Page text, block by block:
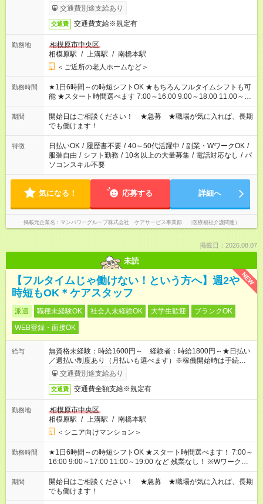
了次第のお支払いとなります。
交通費別途支給あり
交通費 交通費支給※規定有
勤務地
相模原市中央区
相模原駅 / 上溝駅 / 南橋本駅
＜ご近所の老人ホームなど＞
勤務時間
★1日6時間～の時短シフトOK ★もちろんフルタイムシフトも可
能 ★スタート時間選べます 7:00～16:00 9:00～18:00 11:00～
20:00 など 残業なし！ ※Wワークの場合、他のお仕事と合わせ
週40時間超の就業はご案内できません ※法令に基づき、週20時
間以上勤務は社会保険への加入対象となります ※労働者派遣法
（日雇い派遣の原則禁止）により、短時間・短期間の就業はご
案内が難しい場合があります
期間
開始日はご相談ください！ ★急募 ★職場が気に入れば、長期
でも働けます！
特徴 日払いOK / 履歴書不要 / 40～50代活躍中 / 副業・WワークOK /
服装自由 / シフト勤務 / 10名以上の大量募集 / 電話対応なし / パ
ソコンスキル不要
気になる！ 応募する 詳細へ
掲載元企業名 マンパワーグループ株式会社 ケアサービス事業部 （医療福祉介護関連）
掲載日：2026.08.07
未読
NEW
【フルタイムじゃ働けない！という方へ】週2や
時短もOK＊ケアスタッフ
派遣 職種未経験OK 社会人未経験OK 大学生歓迎
ブランクOK
WEB登録・面接OK
給与
無資格未経験：時給1600円～ 経験者：時給1800円～★日払い
／週払い制度あり（月払いも選べます）※稼働開始時は手続き完
了次第のお支払いとなります。
交通費別途支給あり
交通費 交通費全額支給※規定有
勤務地
相模原市中央区
相模原駅 / 上溝駅 / 南橋本駅
＜シニア向けマンション＞
勤務時間
★1日6時間～の時短シフトOK ★スタート時間選べます！ 7:00～
16:00 9:00～17:00 11:00～19:00 など 残業なし！ ※Wワークの
場合、他のお仕事と合わせ週40時間超の就業はご案内できませ
ん ※法令に基づき、週20時間以上勤務は社会保険への加入対象
となります ※労働者派遣法（日雇い派遣の原則禁止）により、
短時間・短期間の就業はご案内が難しい場合があります
期間
開始日はご相談ください！ ★急募 ★職場が気に入れば、長期
でも働けます！